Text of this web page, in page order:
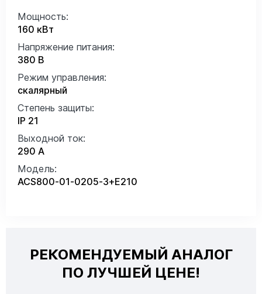
Мощность:
160 кВт
Напряжение питания:
380 В
Режим управления:
скалярный
Степень защиты:
IP 21
Выходной ток:
290 А
Модель:
ACS800-01-0205-3+E210
РЕКОМЕНДУЕМЫЙ АНАЛОГ
ПО ЛУЧШЕЙ ЦЕНЕ!